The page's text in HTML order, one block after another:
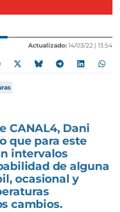
Actualizado: 14/03/22 | 13:54
CANAL4, Dani
que para este
intervalos
de alguna
ocasional y
cambios.